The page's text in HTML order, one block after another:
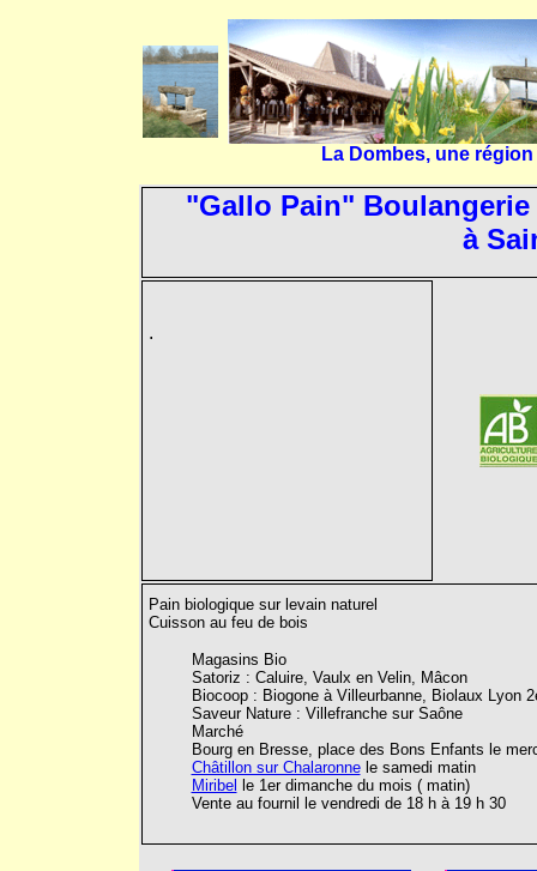
La Dombes, une
"Gallo Pain"
à
.
Pain biologique sur levain naturel
Cuisson au feu de bois
Magasins Bio
Satoriz : Caluire, Vaulx en Velin, Mâcon
Biocoop : Biogone à Villeurbanne, Biolaux Lyon
Saveur Nature : Villefranche sur Saône
Marché
Bourg en Bresse, place des Bons Enfants le
Châtillon sur Chalaronnele samedi matin
Miribel
le 1er dimanche du mois ( matin)
Vente au fournil le vendredi de 18 h à 19 h 30